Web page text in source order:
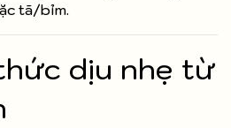
tã/bỉm.
dịu nhẹ từ